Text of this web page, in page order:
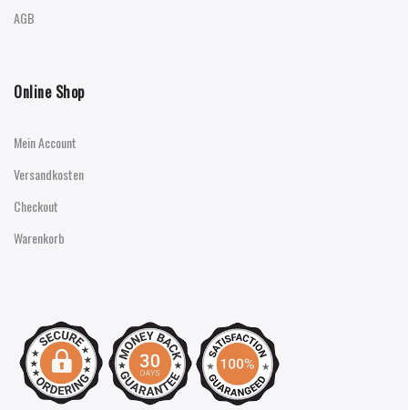
AGB
Online Shop
Mein Account
Versandkosten
Checkout
Warenkorb